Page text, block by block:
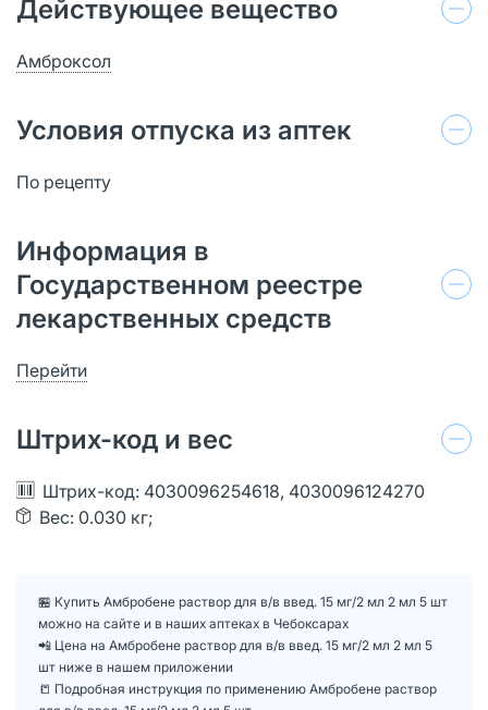
Действующее вещество
Амброксол
Условия отпуска из аптек
По рецепту
Информация в
Государственном реестре
лекарственных средств
Перейти
Штрих-код и вес
Штрих-код: 4030096254618, 4030096124270
Вес: 0.030 кг;
🏪 Купить Амбробене раствор для в/в введ. 15 мг/2 мл 2 мл 5 шт
можно на сайте и в наших аптеках в Чебоксарах
📲 Цена на Амбробене раствор для в/в введ. 15 мг/2 мл 2 мл 5
шт ниже в нашем приложении
📒 Подробная инструкция по применению Амбробене раствор